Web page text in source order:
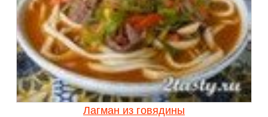
Лагман из говядины